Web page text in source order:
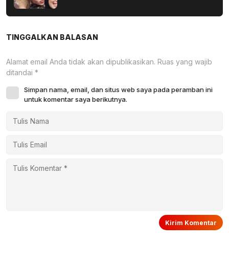
TINGGALKAN BALASAN
Alamat email Anda tidak akan dipublikasikan. Ruas yang wajib
ditandai *
Simpan nama, email, dan situs web saya pada peramban ini
untuk komentar saya berikutnya.